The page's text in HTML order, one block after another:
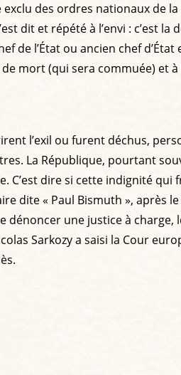
exclu des ordres nationaux de
dit et répété à l’envi : c’est
de l’État ou ancien chef
mort (qui sera commuée) et
l’exil ou furent déchus,
La République, pourtant
dire si cette indignité qui
dite « Paul Bismuth », après
dénoncer une justice à
Sarkozy a saisi la Cour